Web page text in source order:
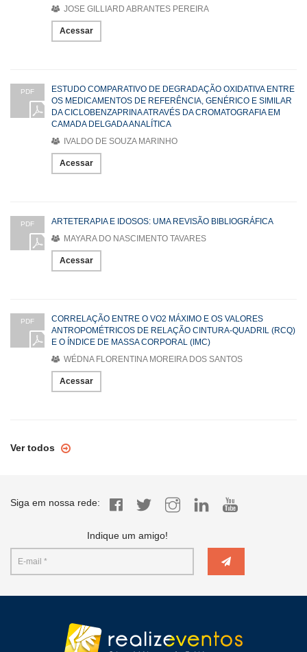
JOSE GILLIARD ABRANTES PEREIRA
Acessar
PDF
ESTUDO COMPARATIVO DE DEGRADAÇÃO OXIDATIVA ENTRE
OS MEDICAMENTOS DE REFERÊNCIA, GENÉRICO E SIMILAR
DA CICLOBENZAPRINA ATRAVÉS DA CROMATOGRAFIA EM
CAMADA DELGADA ANALÍTICA
IVALDO DE SOUZA MARINHO
Acessar
PDF
ARTETERAPIA E IDOSOS: UMA REVISÃO BIBLIOGRÁFICA
MAYARA DO NASCIMENTO TAVARES
Acessar
PDF
CORRELAÇÃO ENTRE O VO2 MÁXIMO E OS VALORES
ANTROPOMÉTRICOS DE RELAÇÃO CINTURA-QUADRIL (RCQ)
E O ÍNDICE DE MASSA CORPORAL (IMC)
WÉDNA FLORENTINA MOREIRA DOS SANTOS
Acessar
Ver todos
Siga em nossa rede:
Indique um amigo!